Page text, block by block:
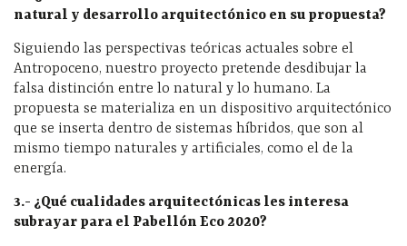
natural y desarrollo arquitectónico en su propuesta?
Siguiendo las perspectivas teóricas actuales sobre el
Antropoceno, nuestro proyecto pretende desdibujar la
falsa distinción entre lo natural y lo humano. La
propuesta se materializa en un dispositivo arquitectónico
que se inserta dentro de sistemas híbridos, que son al
mismo tiempo naturales y artificiales, como el de la
energía.
3.- ¿Qué cualidades arquitectónicas les interesa
subrayar para el Pabellón Eco 2020?